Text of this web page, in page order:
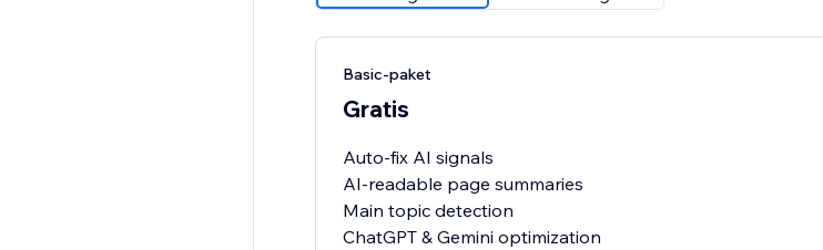
Basic-paket
Gratis
Auto-fix AI signals
AI-readable page summaries
Main topic detection
ChatGPT & Gemini optimization